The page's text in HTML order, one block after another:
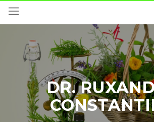
DR.